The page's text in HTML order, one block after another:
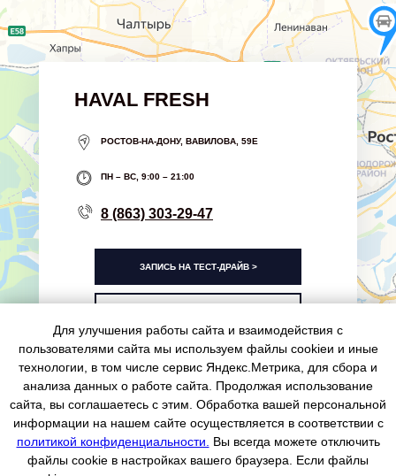
Для улучшения работы сайта и взаимодействия с
пользователями сайта мы используем файлы cookieи и иные
технологии, в том числе сервис Яндекс.Метрика, для сбора и
анализа данных о работе сайта. Продолжая использование
сайта, вы соглашаетесь с этим. Обработка вашей персональной
информации на нашем сайте осуществляется в соответствии с
политикой конфиденциальности. Вы всегда можете отключить
файлы cookie в настройках вашего браузера. Если файлы
8 (863) 303-29-47
ЗАПИСЬ НА ТЕСТ-ДРАЙВ >
РОСТОВ-НА-ДОНУ, ВАВИЛОВА, 59Е
ПН – ВС, 9:00 – 21:00
HAVAL FRESH
Запись на сервис